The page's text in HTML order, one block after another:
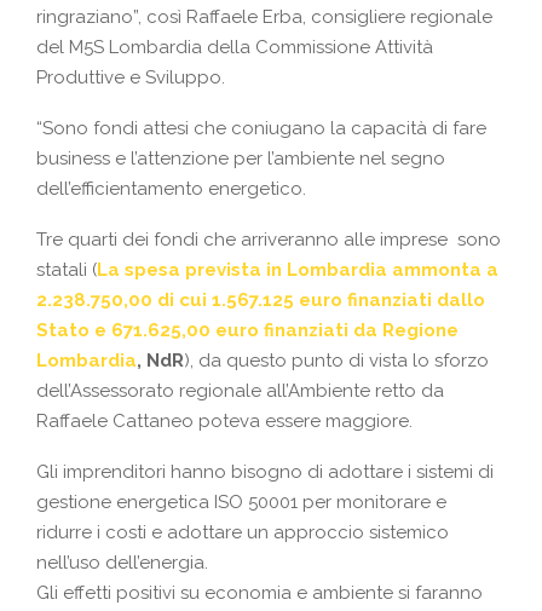
ringraziano”, così Raffaele Erba, consigliere regionale
del M5S Lombardia della Commissione Attività
Produttive e Sviluppo.
“Sono fondi attesi che coniugano la capacità di fare
business e l’attenzione per l’ambiente nel segno
dell’efficientamento energetico.
Tre quarti dei fondi che arriveranno alle imprese sono
statali (La spesa prevista in Lombardia ammonta a
2.238.750,00 di cui 1.567.125 euro finanziati dallo
Stato e 671.625,00 euro finanziati da Regione
Lombardia, NdR), da questo punto di vista lo sforzo
dell’Assessorato regionale all’Ambiente retto da
Raffaele Cattaneo poteva essere maggiore.
Gli imprenditori hanno bisogno di adottare i sistemi di
gestione energetica ISO 50001 per monitorare e
ridurre i costi e adottare un approccio sistemico
nell’uso dell’energia.
Gli effetti positivi su economia e ambiente si faranno